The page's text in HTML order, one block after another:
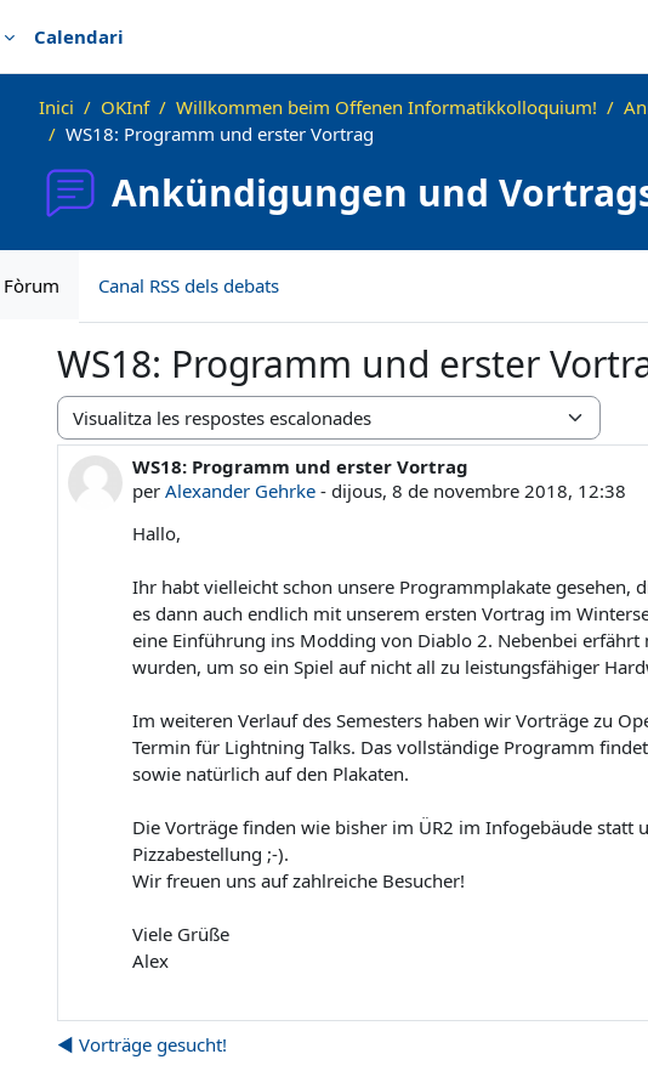
Calendari
Inici OKInf Willkommen beim Offenen Informatikkolloquium!
WS18: Programm und erster Vortrag
Ankündigungen und
Fòrum Canal RSS dels debats
WS18: Programm und erster
Mode de visualització
WS18: Programm und erster Vortrag
per Alexander Gehrke - dijous, 8 de novembre 2018, 12:38
Nombre de respostes: 0
Hallo,
Ihr habt vielleicht schon unsere Programmplakate gesehen,
es dann auch endlich mit unserem ersten Vortrag im
eine Einführung ins Modding von Diablo 2. Nebenbei
wurden, um so ein Spiel auf nicht all zu leistungsfähiger
Im weiteren Verlauf des Semesters haben wir Vorträge zu
Termin für Lightning Talks. Das vollständige Programm
sowie natürlich auf den Plakaten.
Die Vorträge finden wie bisher im ÜR2 im Infogebäude
Pizzabestellung ;-).
Wir freuen uns auf zahlreiche Besucher!
Viele Grüße
Alex
◀︎ Vorträge gesucht!